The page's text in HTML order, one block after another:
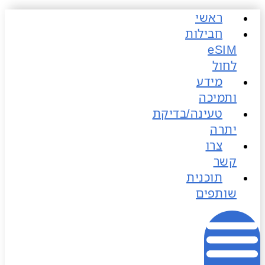
ראשי
חבילות
לחול
מידע
ותמיכה
טעינה/בדיקת
יתרה
צרו
קשר
תוכנית
שותפים